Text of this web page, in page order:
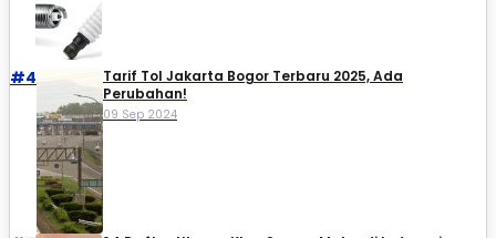
#4
Tarif Tol Jakarta Bogor Terbaru 2025, Ada
Perubahan!
09 Sep 2024